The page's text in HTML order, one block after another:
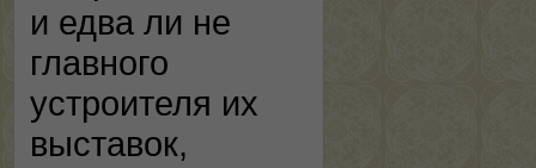
и едва ли не
главного
устроителя их
выставок,